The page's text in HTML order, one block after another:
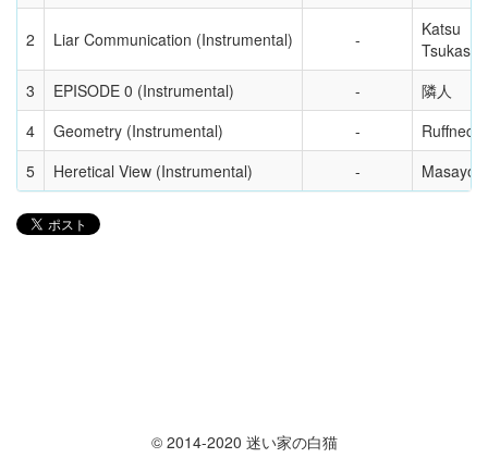
2 Liar Communication (Instrumental)
Katsu
Tsukasa
3
EPISODE 0 (Instrumental)
隣人
4
Geometry (Instrumental)
Ruffnecky
5
Heretical View (Instrumental)
© 2014-2020 迷い家の白猫